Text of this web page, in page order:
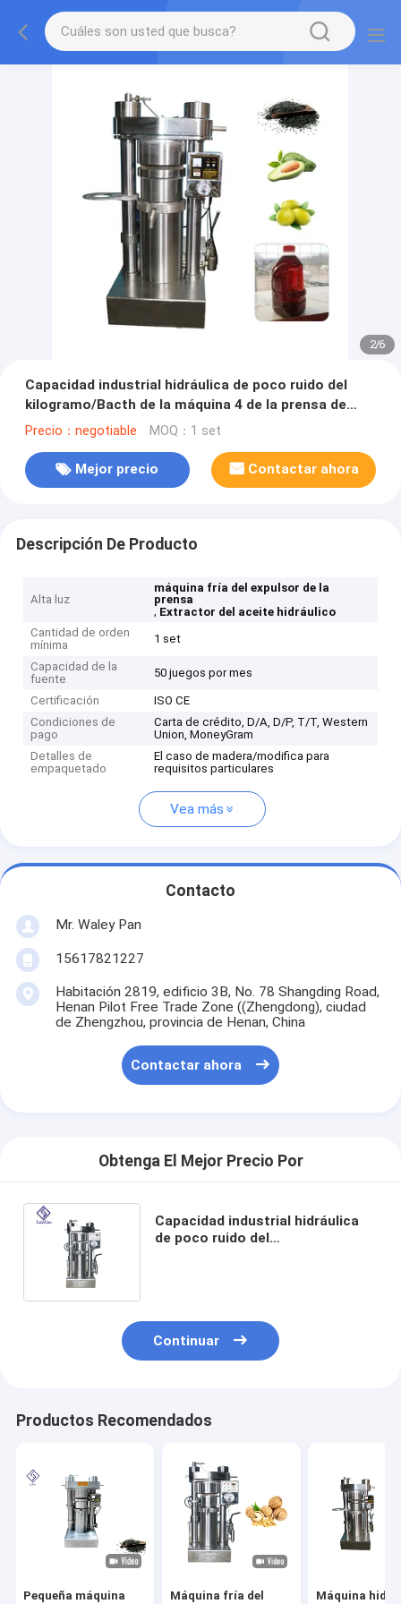
2/6
Capacidad industrial hidráulica de poco ruido del
kilogramo/Bacth de la máquina 4 de la prensa de
aceite
Precio：negotiable MOQ：1 set
Mejor precio Contactar ahora
Descripción De Producto
Alta luz
máquina fría del expulsor de la
prensa
, Extractor del aceite hidráulico
Cantidad de orden
mínima
1 set
Capacidad de la
fuente
50 juegos por mes
Certificación
ISO CE
Condiciones de
pago
Carta de crédito, D/A, D/P, T/T, Western
Union, MoneyGram
Detalles de
empaquetado
El caso de madera/modifica para
requisitos particulares
Vea más
Contacto
Mr. Waley Pan
15617821227
Habitación 2819, edificio 3B, No. 78 Shangding Road,
Henan Pilot Free Trade Zone ((Zhengdong), ciudad
de Zhengzhou, provincia de Henan, China
Contactar ahora
Obtenga El Mejor Precio Por
Capacidad industrial hidráulica
de poco ruido del
Continuar
Productos Recomendados
Pequeña máquina
Máquina fría del
Máquina